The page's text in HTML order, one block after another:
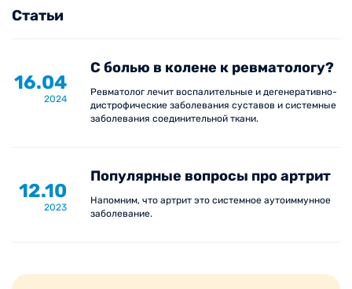
патологиями считаются:
остеоартроз;
ревматоидный артрит;
васкулиты;
острая ревматическая лихорадка;
Статьи
16.04
2024
С болью в колене к ревматологу?
Ревматолог лечит воспалительные и дегенеративно-
дистрофические заболевания суставов и системные
заболевания соединительной ткани.
12.10
2023
Популярные вопросы про артрит
Напомним, что артрит это системное аутоиммунное
заболевание.